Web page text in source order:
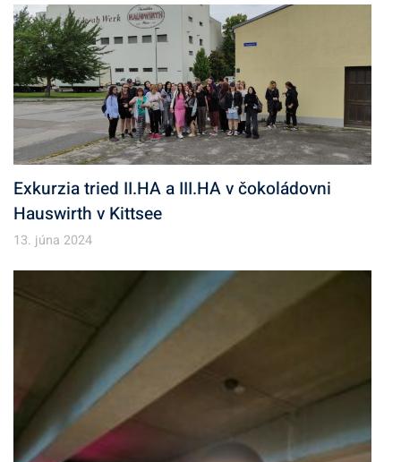
Exkurzia tried II.HA a III.HA v čokoládovni
Hauswirth v Kittsee
13. júna 2024